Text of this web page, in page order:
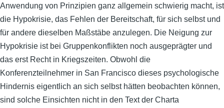
Anwendung von Prinzipien ganz allgemein schwierig macht, ist
die Hypokrisie, das Fehlen der Bereitschaft, für sich selbst und
für andere dieselben Maßstäbe anzulegen. Die Neigung zur
Hypokrisie ist bei Gruppenkonflikten noch ausgeprägter und
das erst Recht in Kriegszeiten. Obwohl die
Konferenzteilnehmer in San Francisco dieses psychologische
Hindernis eigentlich an sich selbst hätten beobachten können,
sind solche Einsichten nicht in den Text der Charta